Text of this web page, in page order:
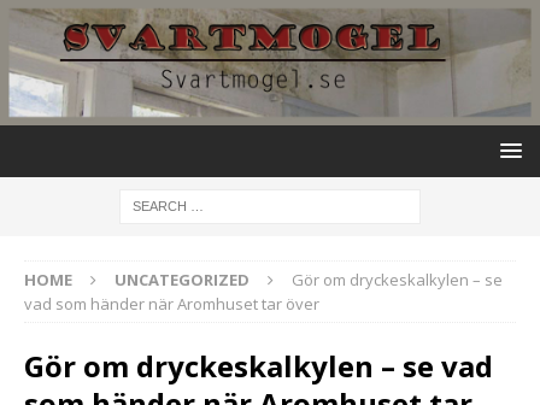
HOME UNCATEGORIZED
Gör om dryckeskalkylen – se
vad som händer när Aromhuset tar över
Gör om dryckeskalkylen – se vad